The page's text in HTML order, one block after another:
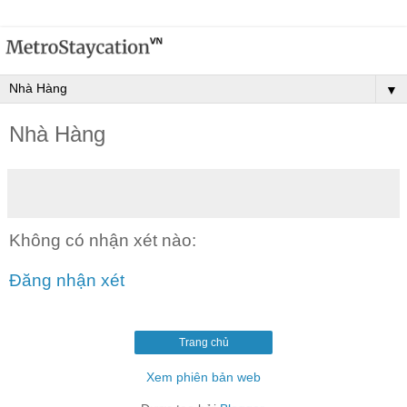
▼
Nhà Hàng
Không có nhận xét nào:
Đăng nhận xét
Trang chủ
Xem phiên bản web